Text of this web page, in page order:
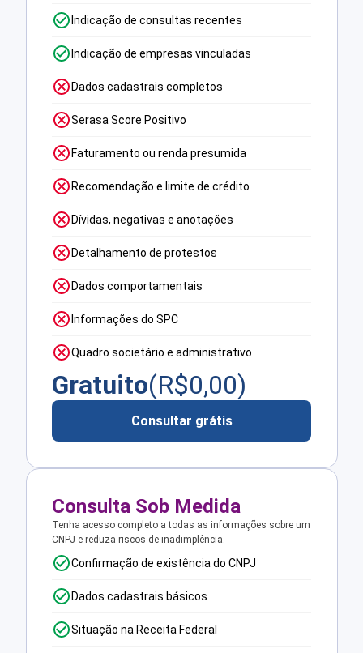
Indicação de consultas recentes
Indicação de empresas vinculadas
Dados cadastrais completos
Serasa Score Positivo
Faturamento ou renda presumida
Recomendação e limite de crédito
Dívidas, negativas e anotações
Detalhamento de protestos
Dados comportamentais
Informações do SPC
Quadro societário e administrativo
Gratuito(R$0,00)
Consultar grátis
Consulta Sob Medida
Tenha acesso completo a todas as informações sobre um
CNPJ e reduza riscos de inadimplência.
Confirmação de existência do CNPJ
Dados cadastrais básicos
Situação na Receita Federal